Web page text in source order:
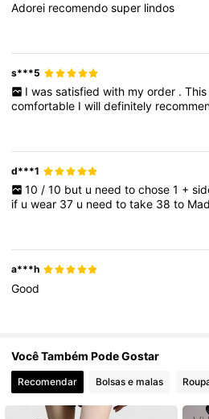
4,86
Adorei recomendosuper lindos
s***5
I was satisfied with my order . This
comfortable Iwilldefinitely
d***1
10 / 10 but u need to chose 1 +
if uwear 37 u needtotake 38to
a***h
Good
Você Também Pode Gostar
Recomendar Bolsas e malas